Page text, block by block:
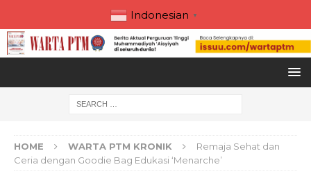
Indonesian ▼
HOME WARTA PTM KRONIK
Remaja Sehat dan
Ceria dengan Goodie Bag Edukasi ‘Menarche’